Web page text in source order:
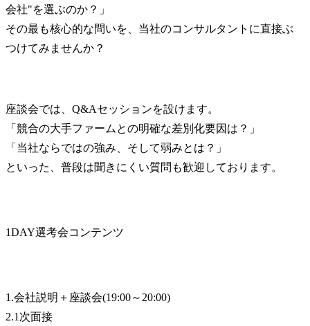
会社"を選ぶのか？」
その最も核心的な問いを、当社のコンサルタントに直接ぶ
つけてみませんか？
座談会では、Q&Aセッションを設けます。
「競合の大手ファームとの明確な差別化要因は？」
「当社ならではの強み、そして弱みとは？」
といった、普段は聞きにくい質問も歓迎しております。
1DAY選考会コンテンツ
1.会社説明＋座談会(19:00～20:00)
2.1次面接